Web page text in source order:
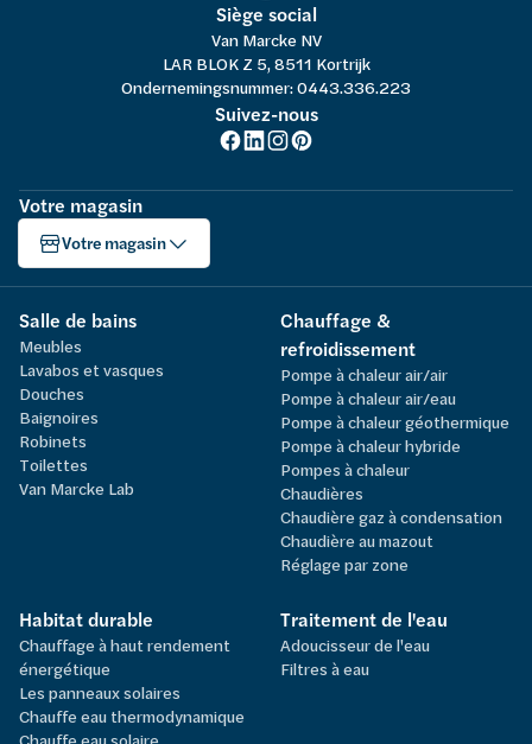
Siège social
Van Marcke NV
LAR BLOK Z 5, 8511 Kortrijk
Ondernemingsnummer: 0443.336.223
Suivez-nous
Votre magasin
Votre magasin
Salle de bains
Meubles
Lavabos et vasques
Douches
Baignoires
Robinets
Toilettes
Van Marcke Lab
Chauffage &
refroidissement
Pompe à chaleur air/air
Pompe à chaleur air/eau
Pompe à chaleur géothermique
Pompe à chaleur hybride
Pompes à chaleur
Chaudières
Chaudière gaz à condensation
Chaudière au mazout
Réglage par zone
Habitat durable
Chauffage à haut rendement
énergétique
Les panneaux solaires
Chauffe eau thermodynamique
Traitement de l'eau
Adoucisseur de l'eau
Filtres à eau